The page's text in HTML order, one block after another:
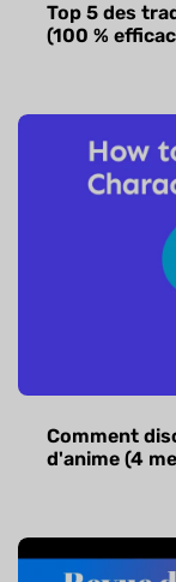
Top 5 des
(100 %
Comment
d'anime (4